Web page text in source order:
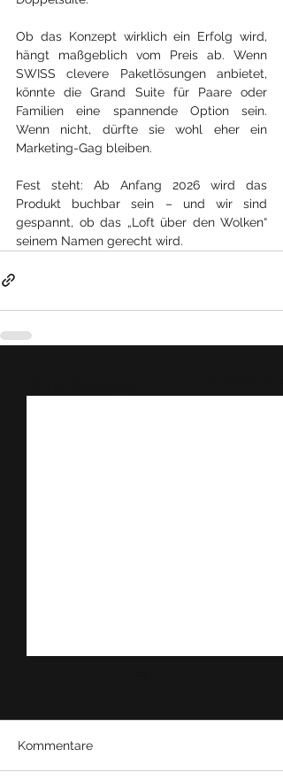
Ob das Konzept wirklich ein Erfolg wird,
hängt maßgeblich vom Preis ab. Wenn
SWISS clevere Paketlösungen anbietet,
könnte die Grand Suite für Paare oder
Familien eine spannende Option sein.
Wenn nicht, dürfte sie wohl eher ein
Marketing-Gag bleiben.
Fest steht: Ab Anfang 2026 wird das
Produkt buchbar sein – und wir sind
gespannt, ob das „Loft über den Wolken“
seinem Namen gerecht wird.
Kommentare